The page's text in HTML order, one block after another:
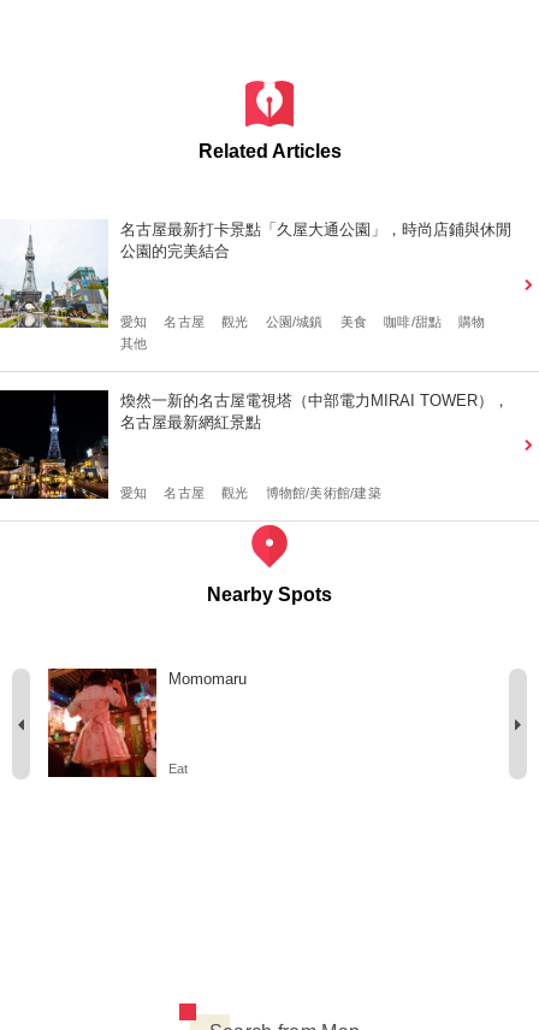
Related Articles
名古屋最新打卡景點「久屋大通公園」，時尚店鋪與休閒
公園的完美結合
愛知 名古屋 觀光 公園/城鎮 美食 咖啡/甜點
購物
其他
煥然一新的名古屋電視塔（中部電力MIRAI TOWER），
名古屋最新網紅景點
愛知 名古屋 觀光 博物館/美術館/建築
Nearby Spots
Momomaru
Eat